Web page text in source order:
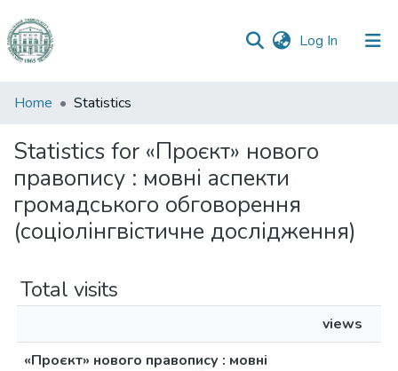
Log In (current)
Communities
Collections
All of DSpace
Home Statistics
Statistics for «Проєкт» нового
правопису : мовні аспекти
громадського обговорення
(соціолінгвістичне дослідження)
Total visits
views
«Проєкт» нового правопису : мовні